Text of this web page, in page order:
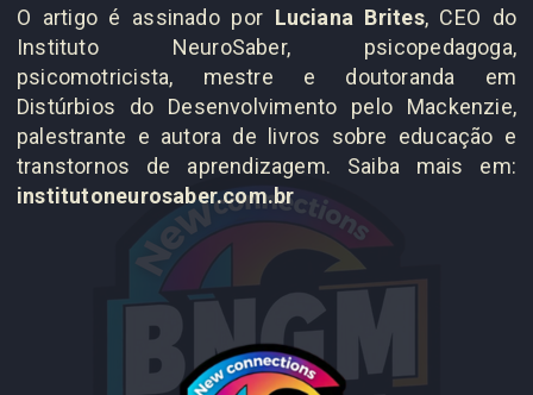
O artigo é assinado por Luciana Brites, CEO do
Instituto NeuroSaber, psicopedagoga,
psicomotricista, mestre e doutoranda em
Distúrbios do Desenvolvimento pelo Mackenzie,
palestrante e autora de livros sobre educação e
transtornos de aprendizagem. Saiba mais em:
institutoneurosaber.com.br